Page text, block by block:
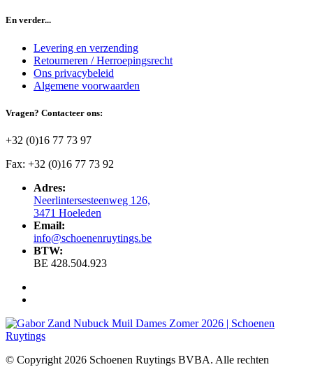
En verder...
Levering en verzending
Retourneren / Herroepingsrecht
Ons privacybeleid
Algemene voorwaarden
Vragen? Contacteer ons:
+32 (0)16 77 73 97
Fax: +32 (0)16 77 73 92
Adres:
Neerlintersesteenweg 126,
3471 Hoeleden
Email:
info@schoenenruytings.be
BTW:
BE 428.504.923
© Copyright 2026 Schoenen Ruytings BVBA. Alle rechten